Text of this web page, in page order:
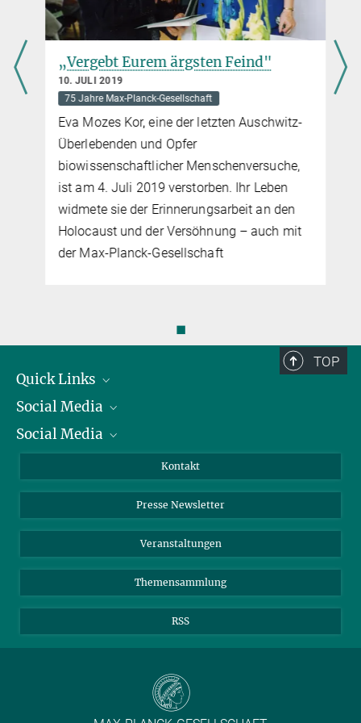
„Vergebt Eurem ärgsten Feind"
10. JULI 2019
75 Jahre Max-Planck-Gesellschaft
Eva Mozes Kor, eine der letzten Auschwitz-
Überlebenden und Opfer
biowissenschaftlicher Menschenversuche,
ist am 4. Juli 2019 verstorben. Ihr Leben
widmete sie der Erinnerungsarbeit an den
Holocaust und der Versöhnung – auch mit
der Max-Planck-Gesellschaft
◼
TOP
Quick Links
Präsident
Zahlen und Fakten
Meldestelle Fehlverhalten
Social Media
Bluesky
TikTok
Social Media
Instagram
YouTube
Kontakt
Presse Newsletter
Veranstaltungen
Themensammlung
RSS